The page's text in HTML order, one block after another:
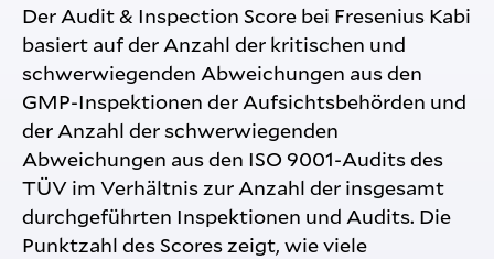
Der Audit & Inspection Score bei Fresenius Kabi
basiert auf der Anzahl der kritischen und
schwerwiegenden Abweichungen aus den
GMP-Inspektionen der Aufsichtsbehörden und
der Anzahl der schwerwiegenden
Abweichungen aus den ISO 9001-Audits des
TÜV im Verhältnis zur Anzahl der insgesamt
durchgeführten Inspektionen und Audits. Die
Punktzahl des Scores zeigt, wie viele